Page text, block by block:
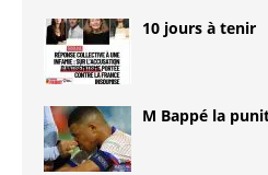
10 jours à tenir
M Bappé la